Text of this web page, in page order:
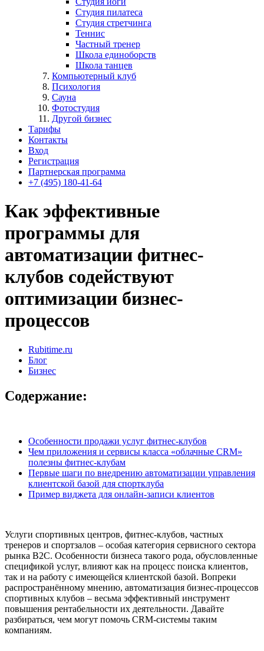
Студия пилатеса
Студия стретчинга
Теннис
Частный тренер
Школа единоборств
Школа танцев
Компьютерный клуб
Психология
Сауна
Фотостудия
Другой бизнес
Тарифы
Контакты
Вход
Регистрация
Партнерская программа
+7 (495) 180-41-64
Как эффективные
программы для
автоматизации фитнес-
клубов содействуют
оптимизации бизнес-
процессов
Rubitime.ru
Блог
Бизнес
Содержание:
Особенности продажи услуг фитнес-клубов
Чем приложения и сервисы класса «облачные CRM»
полезны фитнес-клубам
Первые шаги по внедрению автоматизации управления
клиентской базой для спортклуба
Пример виджета для онлайн-записи клиентов
Услуги спортивных центров, фитнес-клубов, частных
тренеров и спортзалов – особая категория сервисного сектора
рынка B2C. Особенности бизнеса такого рода, обусловленные
спецификой услуг, влияют как на процесс поиска клиентов,
так и на работу с имеющейся клиентской базой. Вопреки
распространённому мнению, автоматизация бизнес-процессов
спортивных клубов – весьма эффективный инструмент
повышения рентабельности их деятельности. Давайте
разбираться, чем могут помочь CRM-системы таким
компаниям.